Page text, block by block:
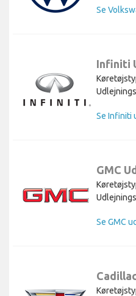
Se
Infiniti
Se Infiniti
GMC
Se GMC